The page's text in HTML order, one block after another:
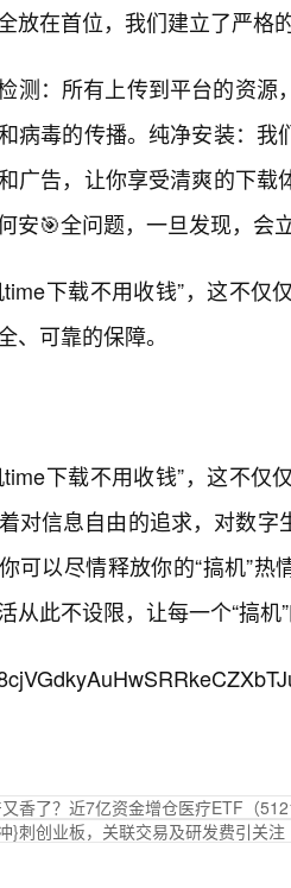
放在首位，我们建立了严格
测：所有上传到平台的资源
病毒的传播。纯净安装：
广告，让你享受清爽的下
安🎯全问题，一旦发现，会
time下载不用收钱”，这不仅
、可靠的保障。
time下载不用收钱”，这不仅
对信息自由的追求，对数
可以尽情释放你的“搞机”
从此不设限，让每一个“搞
香了？近7亿资金增仓医疗ETF（
}刺创业板，关联交易及研发费引关注